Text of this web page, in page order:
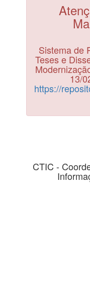
Sistema de
Teses e
13/
https://
CTIC -